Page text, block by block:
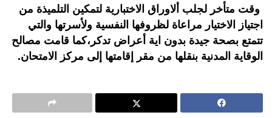
وقت متأخر لجلب ألاوراق الاختبارية لتمكين التلميذة من
اجتياز الاختيار مراعاة لظروفها النفسية ولأسرتها والتي
تتمتع بصحة جيدة بدون اية أعراض تدكر،كما قامت مصالح
الوقاية المدنية بنقلها من مقر إقامتها إلى مركز الامتحان.